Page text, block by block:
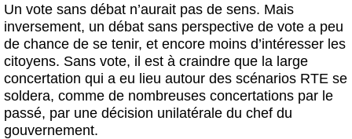
Un vote sans débat n’aurait pas de sens. Mais
inversement, un débat sans perspective de vote a peu
de chance de se tenir, et encore moins d’intéresser les
citoyens. Sans vote, il est à craindre que la large
concertation qui a eu lieu autour des scénarios RTE se
soldera, comme de nombreuses concertations par le
passé, par une décision unilatérale du chef du
gouvernement.